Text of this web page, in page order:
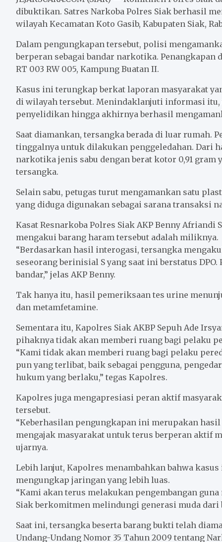
b
o
k
t
e
l
s
A
p
e
dibuktikan. Satres Narkoba Polres Siak berhasil
wilayah Kecamatan Koto Gasib, Kabupaten Siak,
Dalam pengungkapan tersebut, polisi
berperan sebagai bandar narkotika. Penangkapan
RT 003 RW 005, Kampung Buatan II.
Kasus ini terungkap berkat laporan masyarakat
di wilayah tersebut. Menindaklanjuti informasi
penyelidikan hingga akhirnya berhasil
Saat diamankan, tersangka berada di luar rumah.
tinggalnya untuk dilakukan penggeledahan. Dari
narkotika jenis sabu dengan berat kotor 0,91
tersangka.
Selain sabu, petugas turut mengamankan satu
yang diduga digunakan sebagai sarana transaksi
Kasat Resnarkoba Polres Siak AKP Benny Afriandi
mengakui barang haram tersebut adalah miliknya.
“Berdasarkan hasil interogasi, tersangka
seseorang berinisial S yang saat ini berstatus
bandar,” jelas AKP Benny.
Tak hanya itu, hasil pemeriksaan tes urine
dan metamfetamine.
Sementara itu, Kapolres Siak AKBP Sepuh Ade
pihaknya tidak akan memberi ruang bagi pelaku
“Kami tidak akan memberi ruang bagi pelaku
pun yang terlibat, baik sebagai pengguna,
hukum yang berlaku,” tegas Kapolres.
Kapolres juga mengapresiasi peran aktif
tersebut.
“Keberhasilan pengungkapan ini merupakan
mengajak masyarakat untuk terus berperan aktif
ujarnya.
Lebih lanjut, Kapolres menambahkan bahwa
mengungkap jaringan yang lebih luas.
“Kami akan terus melakukan pengembangan
Siak berkomitmen melindungi generasi muda dari
Saat ini, tersangka beserta barang bukti telah
Undang-Undang Nomor 35 Tahun 2009 tentang